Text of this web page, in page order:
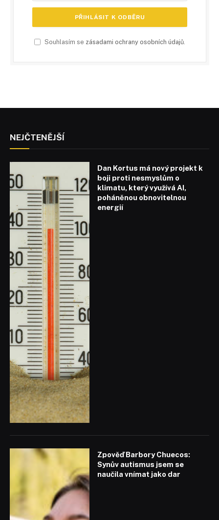
Souhlasím se zásadami ochrany osobních údajů
NEJČTENĚJŠÍ
Dan Kortus má nový projekt k
boji proti nesmyslům o
klimatu, který využívá AI,
poháněnou obnovitelnou
energií
Zpověď Barbory Chuecos:
Synův autismus jsem se
naučila vnímat jako dar